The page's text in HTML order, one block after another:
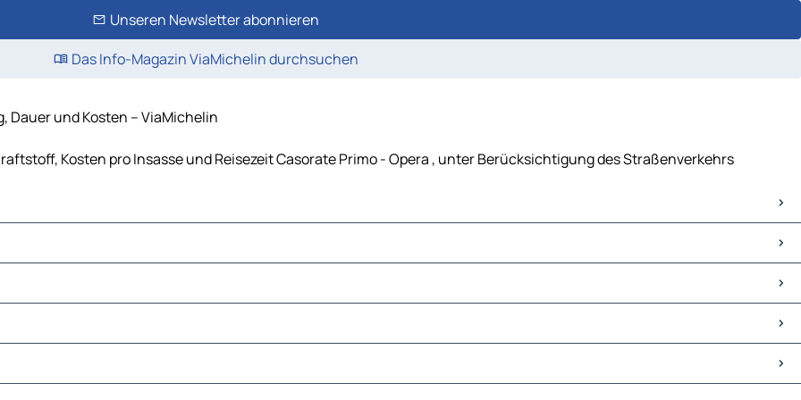
Unseren Newsletter abonnieren
Das Info-Magazin ViaMichelin durchsuchen
Dauer und Kosten – ViaMichelin
Kosten pro Insasse und Reisezeit Casorate Primo - Opera , unter Berücksichtigung des Straßenverkehrs